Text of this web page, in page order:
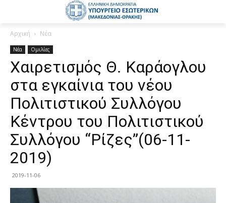
Αρχική Νέα
Νέα Ομιλίες
Χαιρετισμός Θ. Καράογλου
στα εγκαίνια του νέου
Πολιτιστικού Συλλόγου
Κέντρου του Πολιτιστικού
Συλλόγου “Ρίζες”(06-11-
2019)
2019-11-06